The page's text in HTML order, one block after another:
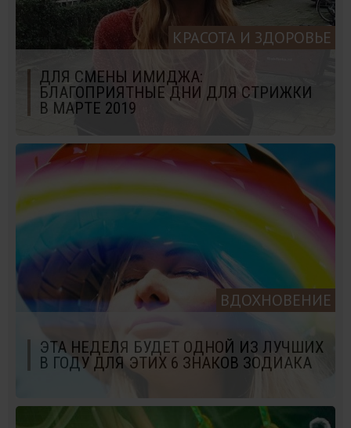
КРАСОТА И ЗДОРОВЬЕ
ДЛЯ СМЕНЫ ИМИДЖА:
БЛАГОПРИЯТНЫЕ ДНИ ДЛЯ СТРИЖКИ
В МАРТЕ 2019
ВДОХНОВЕНИЕ
ЭТА НЕДЕЛЯ БУДЕТ ОДНОЙ ИЗ ЛУЧШИХ
В ГОДУ ДЛЯ ЭТИХ 6 ЗНАКОВ ЗОДИАКА